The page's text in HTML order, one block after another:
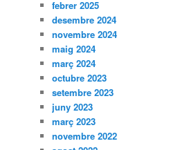
febrer 2025
desembre 2024
novembre 2024
maig 2024
març 2024
octubre 2023
setembre 2023
juny 2023
març 2023
novembre 2022